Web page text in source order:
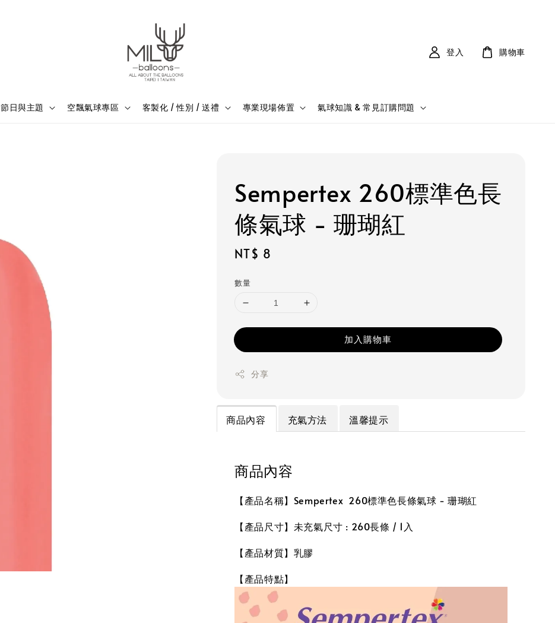
節日與主題 空飄氣球專區 客製化 / 性別 / 送禮 專業現場佈置 氣球知識 & 常見訂購問題
登入 購物車
Sempertex 260標準色長
條氣球 - 珊瑚紅
Regular
NT$ 8
數量
加入購物車
分享
商品內容 充氣方法 溫馨提示
商品內容
【產品名稱】Sempertex 260標準色長條氣球 - 珊瑚紅
【產品尺寸】未充氣尺寸 : 260長條 / 1入
【產品材質】乳膠
【產品特點】